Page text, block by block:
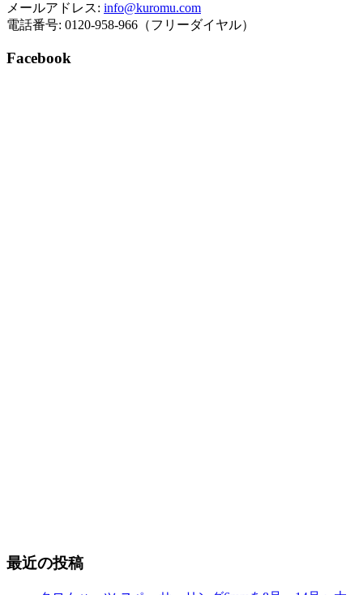
メールアドレス: info@kuromu.com
電話番号: 0120-958-966（フリーダイヤル）
Facebook
最近の投稿